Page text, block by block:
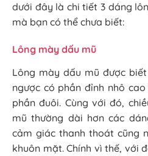
dưới đây là chi tiết 3 dáng
mà bạn có thể chưa biết:
Lông mày dấu mũ
Lông mày dấu mũ được
ngược có phần đỉnh nhô
phần đuôi. Cùng với đó,
mũ thường dài hơn các
cảm giác thanh thoát cũng
khuôn mặt. Chính vì thế, với